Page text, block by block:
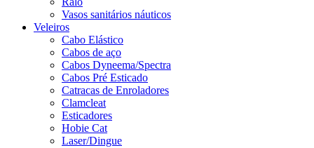
Vasos sanitários náuticos
Veleiros
Cabo Elástico
Cabos de aço
Cabos Dyneema/Spectra
Cabos Pré Esticado
Catracas de Enroladores
Clamcleat
Esticadores
Hobie Cat
Laser/Dingue